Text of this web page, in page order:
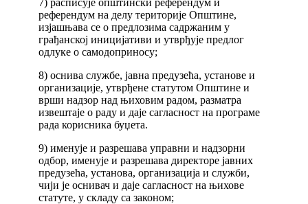
референдум на делу територије Општине,
изјашњава се о предлозима садржаним у
грађанској иницијативи и утврђује предлог
одлуке о самодоприносу;
8) оснива службе, јавна предузећа, установе и
организације, утврђене статутом Општине и
врши надзор над њиховим радом, разматра
извештаје о раду и даје сагласност на програме
рада корисника буџета.
9) именује и разрешава управни и надзорни
одбор, именује и разрешава директоре јавних
предузећа, установа, организација и служби,
чији је оснивач и даје сагласност на њихове
статуте, у складу са законом;